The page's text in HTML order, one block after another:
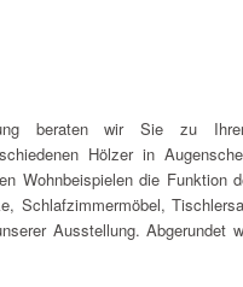
beraten wir Sie zu
Hölzer in
Wohnbeispielen die Funktion
Schlafzimmermöbel,
Ausstellung. Abgerundet